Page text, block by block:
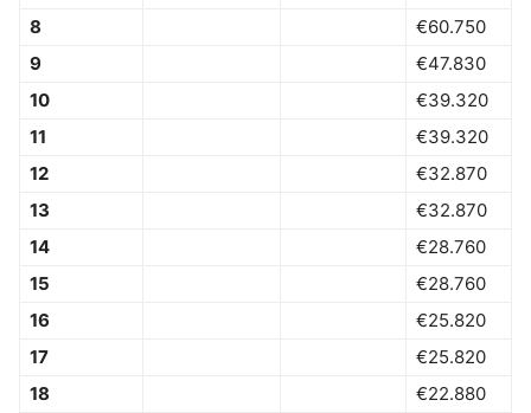
8
€60.750
9
€47.830
10
€39.320
11
€39.320
12
€32.870
13
€32.870
14
€28.760
15
€28.760
16
€25.820
17
€25.820
18
€22.880